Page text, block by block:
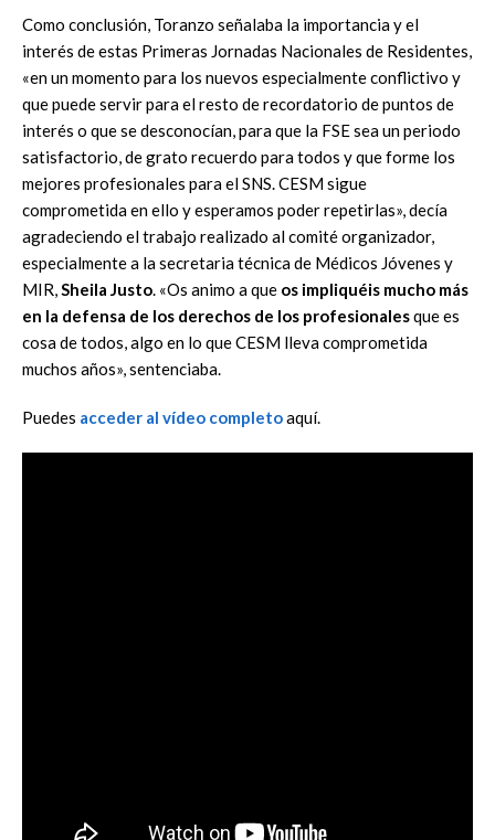
Como conclusión, Toranzo señalaba la importancia y el
interés de estas Primeras Jornadas Nacionales de Residentes,
«en un momento para los nuevos especialmente conflictivo y
que puede servir para el resto de recordatorio de puntos de
interés o que se desconocían, para que la FSE sea un periodo
satisfactorio, de grato recuerdo para todos y que forme los
mejores profesionales para el SNS. CESM sigue
comprometida en ello y esperamos poder repetirlas», decía
agradeciendo el trabajo realizado al comité organizador,
especialmente a la secretaria técnica de Médicos Jóvenes y
MIR,Sheila Justo. «Os animo a que os impliquéis mucho más
en la defensa de los derechos de los profesionalesque es
cosa de todos, algo en lo que CESM lleva comprometida
muchos años», sentenciaba.
Puedes acceder al vídeo completoaquí.